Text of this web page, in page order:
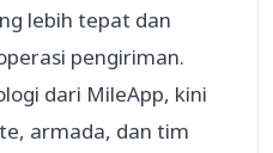
lebih tepat dan
pengiriman.
dari MileApp, kini
armada, dan tim